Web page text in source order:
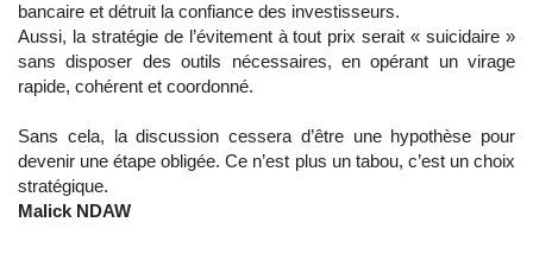
bancaire et détruit la confiance des investisseurs.
Aussi, la stratégie de l’évitement à tout prix serait « suicidaire »
sans disposer des outils nécessaires, en opérant un virage
rapide, cohérent et coordonné.
Sans cela, la discussion cessera d’être une hypothèse pour
devenir une étape obligée. Ce n’est plus un tabou, c’est un choix
stratégique.
Malick NDAW